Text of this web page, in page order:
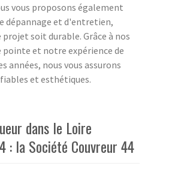
vous proposons également
dépannage et d'entretien,
soit durable. Grâce à nos
pointe et notre expérience de
années, nous vous assurons
et esthétiques.
dans le Loire
: la Société Couvreur 44